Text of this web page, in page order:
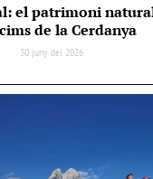
el patrimoni
de la Cerdanya
30 juny del 2026